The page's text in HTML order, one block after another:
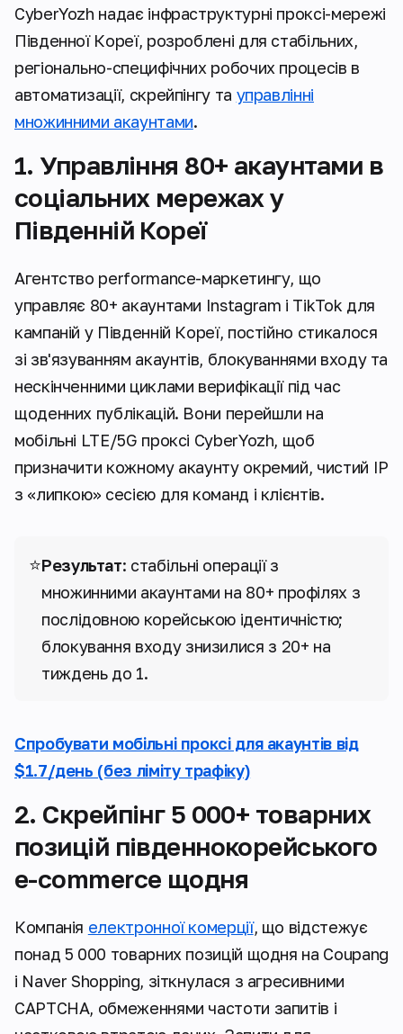
CyberYozh надає інфраструктурні проксі-мережі
Південної Кореї, розроблені для стабільних,
регіонально-специфічних робочих процесів в
автоматизації, скрейпінгу та управлінні
множинними акаунтами.
1. Управління 80+ акаунтами в
соціальних мережах у
Південній Кореї
Агентство performance-маркетингу, що
управляє 80+ акаунтами Instagram і TikTok для
кампаній у Південній Кореї, постійно стикалося
зі зв'язуванням акаунтів, блокуваннями входу та
нескінченними циклами верифікації під час
щоденних публікацій. Вони перейшли на
мобільні LTE/5G проксі CyberYozh, щоб
призначити кожному акаунту окремий, чистий IP
з «липкою» сесією для команд і клієнтів.
⭐Результат: стабільні операції з
множинними акаунтами на 80+ профілях з
послідовною корейською ідентичністю;
блокування входу знизилися з 20+ на
тиждень до 1.
Спробувати мобільні проксі для акаунтів від
$1.7/день (без ліміту трафіку)
2. Скрейпінг 5 000+ товарних
позицій південнокорейського
e-commerce щодня
Компанія електронної комерції, що відстежує
понад 5 000 товарних позицій щодня на Coupang
і Naver Shopping, зіткнулася з агресивними
CAPTCHA, обмеженнями частоти запитів і